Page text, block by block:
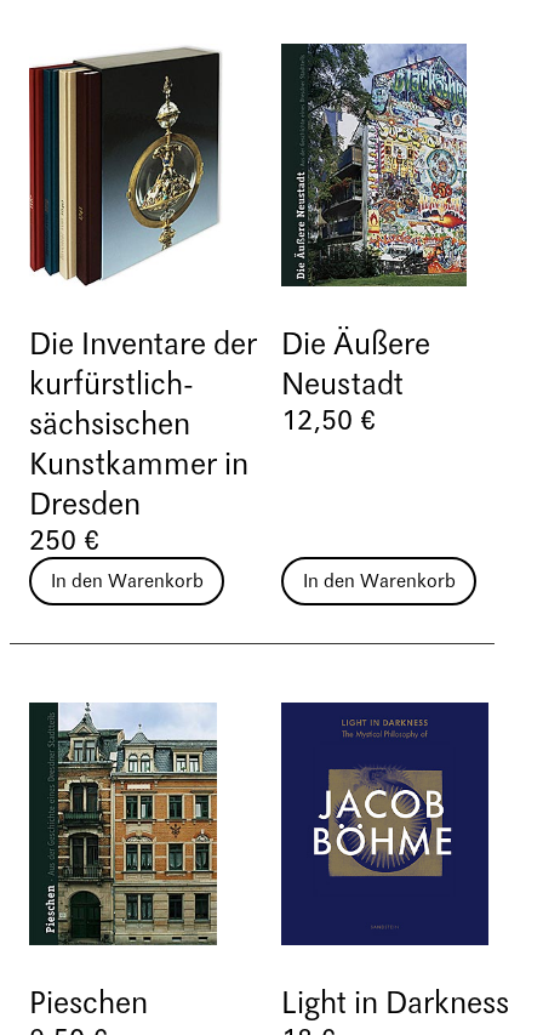
Die Inventare der
kurfürstlich-
sächsischen
Kunstkammer in
Dresden
250 €
In den Warenkorb
Die Äußere
Neustadt
12,50 €
In den Warenkorb
Pieschen Light in Darkness